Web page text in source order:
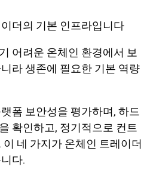
더의 기본 인프라입니다
어려운 온체인 환경에서 보
라 생존에 필요한 기본 역량
폼 보안성을 평가하며, 하드
확인하고, 정기적으로 컨트
네 가지가 온체인 트레이더
다.